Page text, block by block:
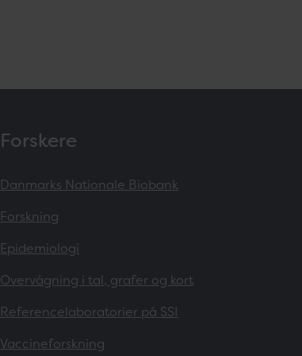
Forskere
Danmarks Nationale Biobank
Forskning
Epidemiologi
Overvågning i tal, grafer og kort
Referencelaboratorier på SSI
Vaccineforskning